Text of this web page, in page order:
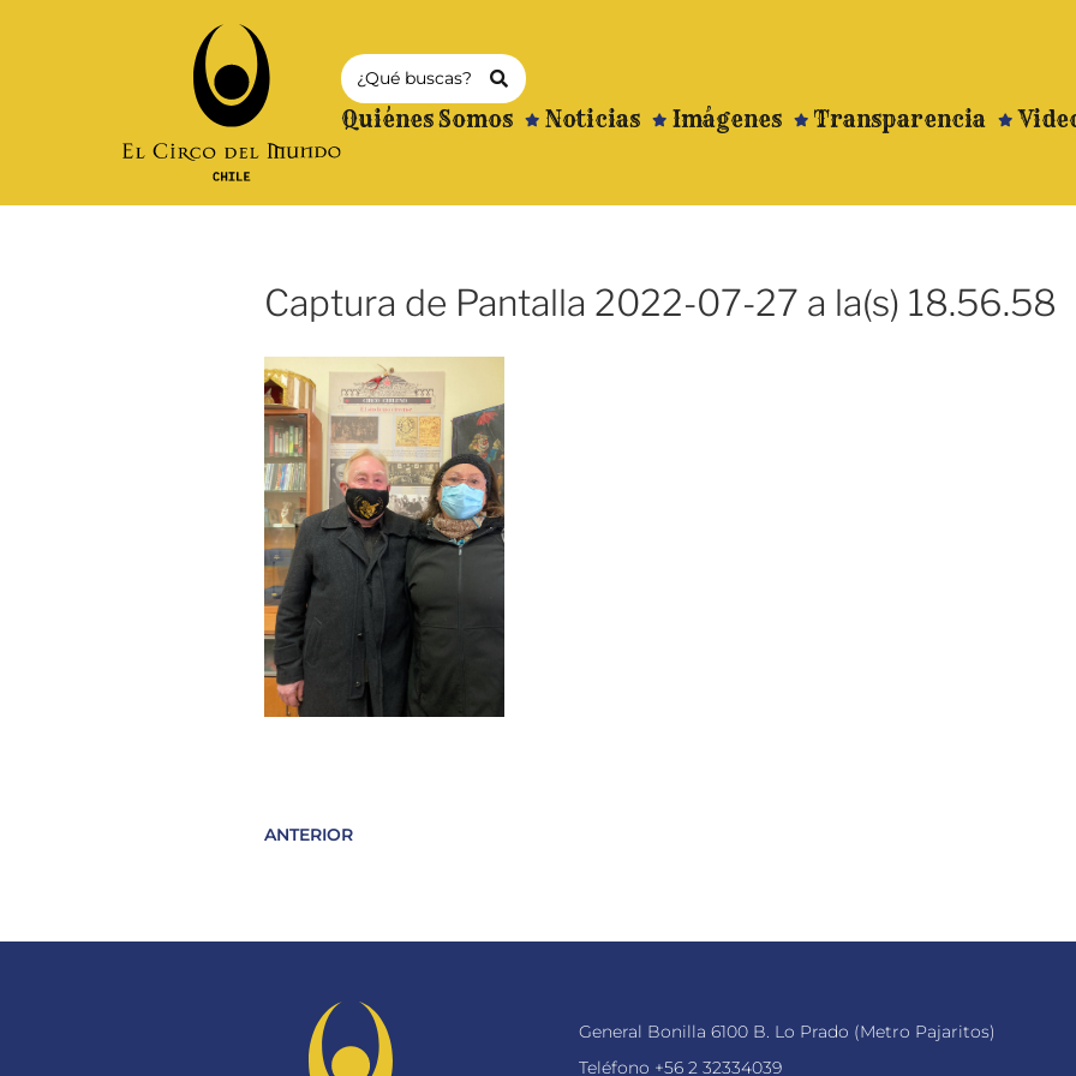
Quiénes Somos Noticias Imágenes Transparencia
Captura de Pantalla 2022-07-27 a la(s) 18.56.58
ANTERIOR
General Bonilla 6100 B. Lo Prado (Metro Pajaritos)
Teléfono +56 2 32334039